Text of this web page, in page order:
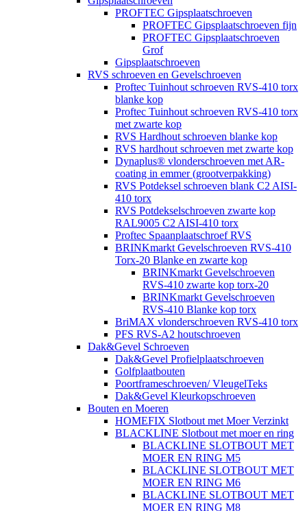
PROFTEC Gipsplaatschroeven
PROFTEC Gipsplaatschroeven fijn
PROFTEC Gipsplaatschroeven
Grof
Gipsplaatschroeven
RVS schroeven en Gevelschroeven
Proftec Tuinhout schroeven RVS-410 torx
blanke kop
Proftec Tuinhout schroeven RVS-410 torx
met zwarte kop
RVS Hardhout schroeven blanke kop
RVS hardhout schroeven met zwarte kop
Dynaplus® vlonderschroeven met AR-
coating in emmer (grootverpakking)
RVS Potdeksel schroeven blank C2 AISI-
410 torx
RVS Potdekselschroeven zwarte kop
RAL9005 C2 AISI-410 torx
Proftec Spaanplaatschroef RVS
BRINKmarkt Gevelschroeven RVS-410
Torx-20 Blanke en zwarte kop
BRINKmarkt Gevelschroeven
RVS-410 zwarte kop torx-20
BRINKmarkt Gevelschroeven
RVS-410 Blanke kop torx
BriMAX vlonderschroeven RVS-410 torx
PFS RVS-A2 houtschroeven
Dak&Gevel Schroeven
Dak&Gevel Profielplaatschroeven
Golfplaatbouten
Poortframeschroeven/ VleugelTeks
Dak&Gevel Kleurkopschroeven
Bouten en Moeren
HOMEFIX Slotbout met Moer Verzinkt
BLACKLINE Slotbout met moer en ring
BLACKLINE SLOTBOUT MET
MOER EN RING M5
BLACKLINE SLOTBOUT MET
MOER EN RING M6
BLACKLINE SLOTBOUT MET
MOER EN RING M8